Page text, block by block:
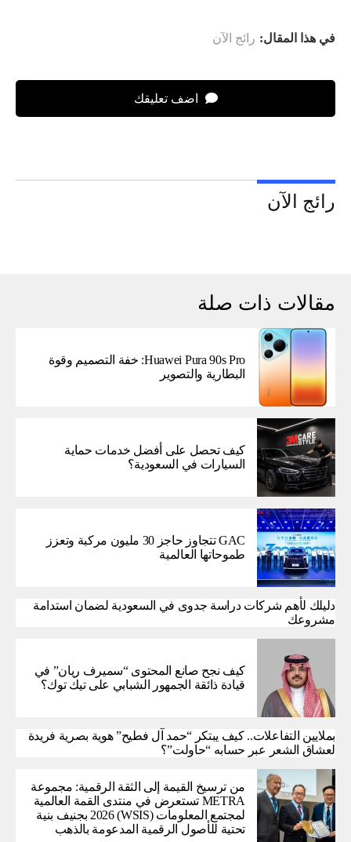
في هذا المقال: رائج الآن
اضف تعليقك
رائج الآن
مقالات ذات صلة
Huawei Pura 90s Pro: خفة التصميم وقوة
البطارية والتصوير
كيف تحصل على أفضل خدمات حماية
السيارات في السعودية؟
GAC تتجاوز حاجز 30 مليون مركبة وتعزز
طموحاتها العالمية
دليلك لأهم شركات دراسة جدوى في السعودية لضمان استدامة
مشروعك
كيف نجح صانع المحتوى “سميرف ريان” في
قيادة ذائقة الجمهور الشبابي على تيك توك؟
بملايين التفاعلات.. كيف يبتكر “حمد آل فطيح” هوية بصرية فريدة
لعشاق الشعر عبر حسابه “حاولت”؟
من ترسيخ القيمة إلى الثقة الرقمية: مجموعة
METRA تستعرض في منتدى القمة العالمية
لمجتمع المعلومات (WSIS) 2026 بجنيف بنية
تحتية للأصول الرقمية المدعومة بالذهب